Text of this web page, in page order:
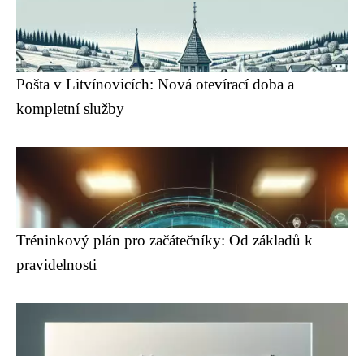
Pošta v Litvínovicích: Nová otevírací doba a
kompletní služby
Tréninkový plán pro začátečníky: Od základů k
pravidelnosti